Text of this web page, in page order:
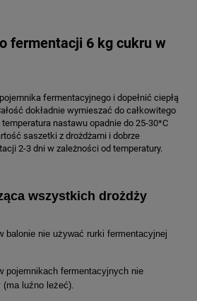
fermentacji 6 kg cukru w
fermentacyjnego i dopełnić ciepłą
dokładnie wymieszać do całkowitego
nastawu opadnie do 25-30*C
saszetki z drożdżami i dobrze
2-3 dni w zależności od temperatury.
wszystkich drożdży
balonie nie używać rurki fermentacyjnej
pojemnikach fermentacyjnych nie
luźno leżeć).